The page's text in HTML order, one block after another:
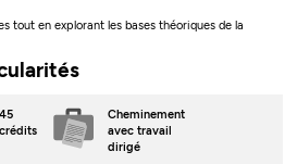
tout en explorant les bases théoriques de la
45
crédits
Cheminement
avec travail
dirigé